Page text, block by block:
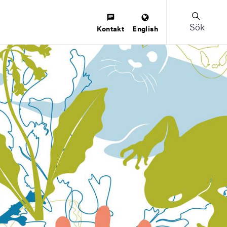
Kontakt English Sök